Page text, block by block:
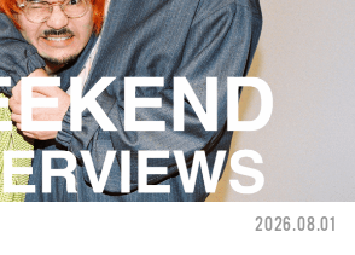
2026.08.01